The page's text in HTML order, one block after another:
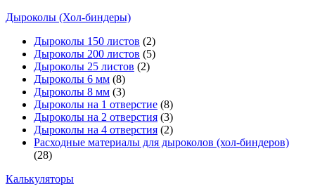
Дыроколы (Хол-биндеры)
Дыроколы 150 листов (2)
Дыроколы 200 листов (5)
Дыроколы 25 листов (2)
Дыроколы 6 мм (8)
Дыроколы 8 мм (3)
Дыроколы на 1 отверстие (8)
Дыроколы на 2 отверстия (3)
Дыроколы на 4 отверстия (2)
Расходные материалы для дыроколов (хол-биндеров)
(28)
Калькуляторы